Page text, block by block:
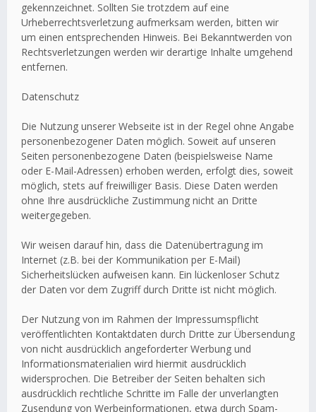
gekennzeichnet. Sollten Sie trotzdem auf eine
Urheberrechtsverletzung aufmerksam werden, bitten wir
um einen entsprechenden Hinweis. Bei Bekanntwerden von
Rechtsverletzungen werden wir derartige Inhalte umgehend
entfernen.
Datenschutz
Die Nutzung unserer Webseite ist in der Regel ohne Angabe
personenbezogener Daten möglich. Soweit auf unseren
Seiten personenbezogene Daten (beispielsweise Name
oder E-Mail-Adressen) erhoben werden, erfolgt dies, soweit
möglich, stets auf freiwilliger Basis. Diese Daten werden
ohne Ihre ausdrückliche Zustimmung nicht an Dritte
weitergegeben.
Wir weisen darauf hin, dass die Datenübertragung im
Internet (z.B. bei der Kommunikation per E-Mail)
Sicherheitslücken aufweisen kann. Ein lückenloser Schutz
der Daten vor dem Zugriff durch Dritte ist nicht möglich.
Der Nutzung von im Rahmen der Impressumspflicht
veröffentlichten Kontaktdaten durch Dritte zur Übersendung
von nicht ausdrücklich angeforderter Werbung und
Informationsmaterialien wird hiermit ausdrücklich
widersprochen. Die Betreiber der Seiten behalten sich
ausdrücklich rechtliche Schritte im Falle der unverlangten
Zusendung von Werbeinformationen, etwa durch Spam-